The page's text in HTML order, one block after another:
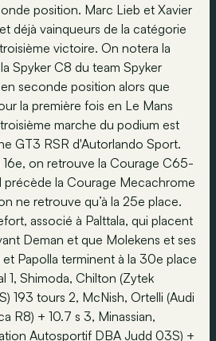
position. Marc Lieb et Xavier
déjà vainqueurs de la catégorie
victoire. On notera la
Spyker C8 du team Spyker
seconde position alors que
la première fois en Le Mans
marche du podium est
GT3 RSR d'Autorlando Sport.
16e, on retrouve la Courage C65-
précède la Courage Mecachrome
ne retrouve qu’à la 25e place.
associé à Palttala, qui placent
Deman et que Molekens et ses
Papolla terminent à la 30e place
1, Shimoda, Chilton (Zytek
193 tours 2, McNish, Ortelli (Audi
R8) + 10.7 s 3, Minassian,
Autosportif DBA Judd 03S) +